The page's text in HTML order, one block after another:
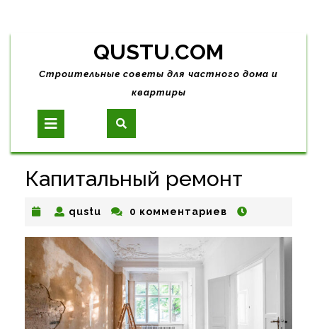
Skip
content
QUSTU.COM
Строительные советы для частного дома и
квартиры
Open
Button
Капитальный ремонт
qustu qustu0 комментариев